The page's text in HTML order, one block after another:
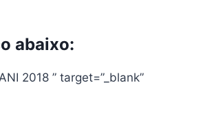
abaixo:
2018 ” target=”_blank”